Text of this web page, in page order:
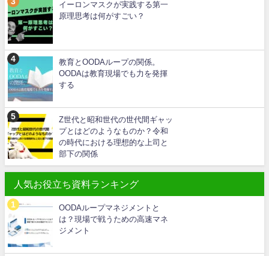
イーロンマスクが実践する第一
原理思考は何がすごい？
教育とOODAループの関係。
OODAは教育現場でも力を発揮
する
Z世代と昭和世代の世代間ギャッ
プとはどのようなものか？令和
の時代における理想的な上司と
部下の関係
人気お役立ち資料ランキング
OODAループマネジメントと
は？現場で戦うための高速マネ
ジメント